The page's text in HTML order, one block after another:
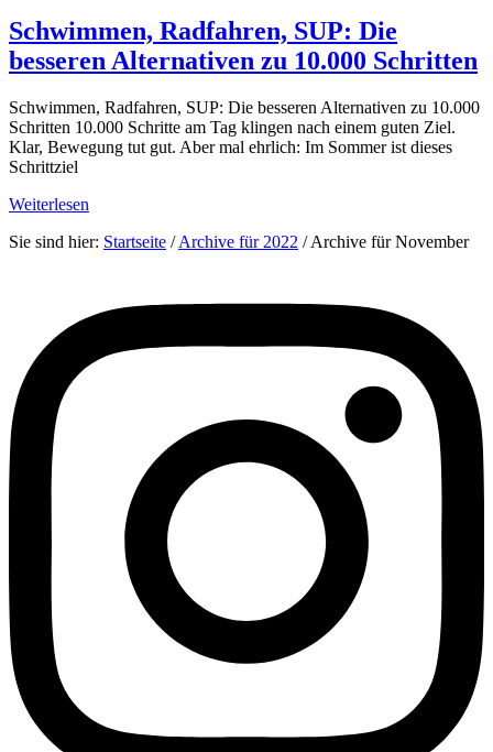
Schwimmen, Radfahren, SUP: Die
besseren Alternativen zu 10.000 Schritten
Schwimmen, Radfahren, SUP: Die besseren Alternativen zu 10.000
Schritten 10.000 Schritte am Tag klingen nach einem guten Ziel.
Klar, Bewegung tut gut. Aber mal ehrlich: Im Sommer ist dieses
Schrittziel
Weiterlesen
Sie sind hier: Startseite /Archive für 2022 /Archive für November